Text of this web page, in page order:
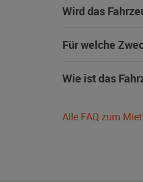
Wird das
Für welche
Wie ist das
Alle FAQ zum